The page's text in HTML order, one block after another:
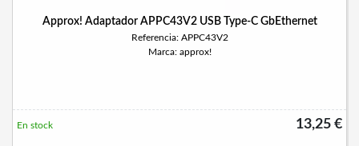
Approx! Adaptador APPC43V2 USB Type-C GbEthernet
Referencia: APPC43V2
Marca: approx!
13,25 €
En stock